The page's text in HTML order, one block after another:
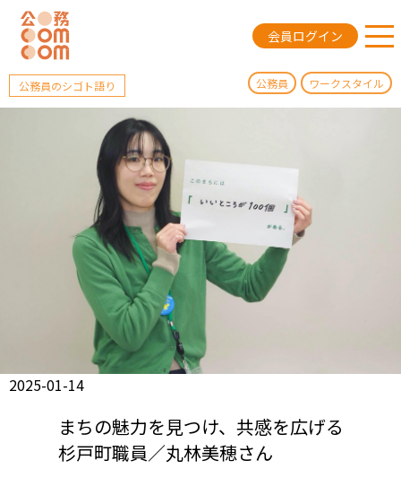
会員ログイン
公務員のシゴト語り 公務員 ワークスタイル
2025-01-14
まちの魅力を見つけ、共感を広げる
杉戸町職員／丸林美穂さん